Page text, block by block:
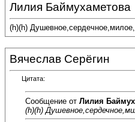
Лилия Баймухаметова
(h)(h)
Вячеслав Серёгин
Цитата:
Сообщение от Лилия
(h)(h)